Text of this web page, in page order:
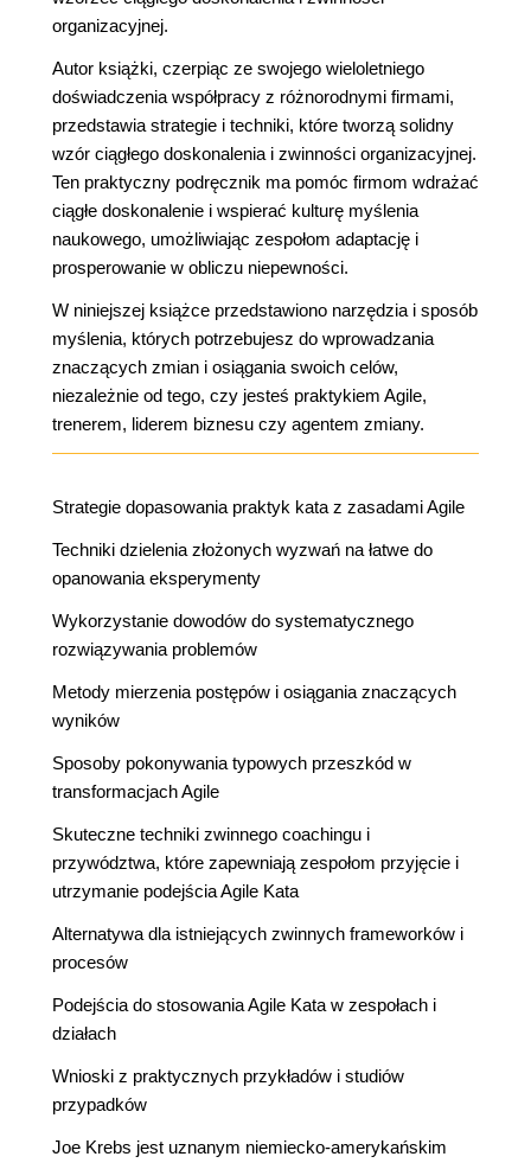
organizacyjnej.
Autor książki, czerpiąc ze swojego wieloletniego
doświadczenia współpracy z różnorodnymi firmami,
przedstawia strategie i techniki, które tworzą solidny
wzór ciągłego doskonalenia i zwinności organizacyjnej.
Ten praktyczny podręcznik ma pomóc firmom wdrażać
ciągłe doskonalenie i wspierać kulturę myślenia
naukowego, umożliwiając zespołom adaptację i
prosperowanie w obliczu niepewności.
W niniejszej książce przedstawiono narzędzia i sposób
myślenia, których potrzebujesz do wprowadzania
znaczących zmian i osiągania swoich celów,
niezależnie od tego, czy jesteś praktykiem Agile,
trenerem, liderem biznesu czy agentem zmiany.
Strategie dopasowania praktyk kata z zasadami Agile
Techniki dzielenia złożonych wyzwań na łatwe do
opanowania eksperymenty
Wykorzystanie dowodów do systematycznego
rozwiązywania problemów
Metody mierzenia postępów i osiągania znaczących
wyników
Sposoby pokonywania typowych przeszkód w
transformacjach Agile
Skuteczne techniki zwinnego coachingu i
przywództwa, które zapewniają zespołom przyjęcie i
utrzymanie podejścia Agile Kata
Alternatywa dla istniejących zwinnych frameworków i
procesów
Podejścia do stosowania Agile Kata w zespołach i
działach
Wnioski z praktycznych przykładów i studiów
przypadków
Joe Krebs jest uznanym niemiecko-amerykańskim